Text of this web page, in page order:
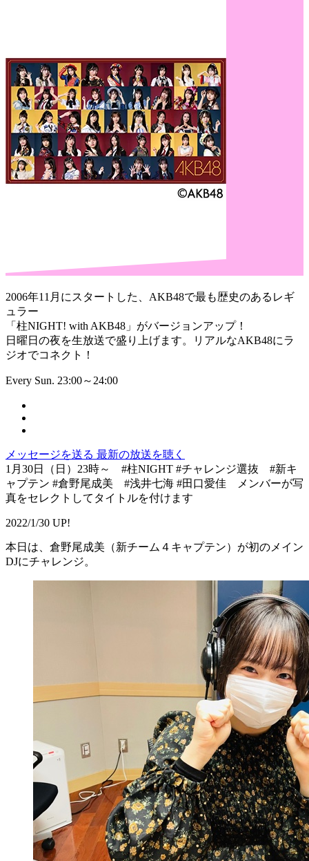
2006年11月にスタートした、AKB48で最も歴史のあるレギ
ュラー
「柱NIGHT! with AKB48」がバージョンアップ！
日曜日の夜を生放送で盛り上げます。リアルなAKB48にラ
ジオでコネクト！
Every Sun. 23:00～24:00
メッセージを送る 最新の放送を聴く
1月30日（日）23時～ #柱NIGHT #チャレンジ選抜 #新キ
ャプテン #倉野尾成美 #浅井七海 #田口愛佳 メンバーが写
真をセレクトしてタイトルを付けます
2022/1/30 UP!
本日は、倉野尾成美（新チーム４キャプテン）が初のメイン
DJにチャレンジ。